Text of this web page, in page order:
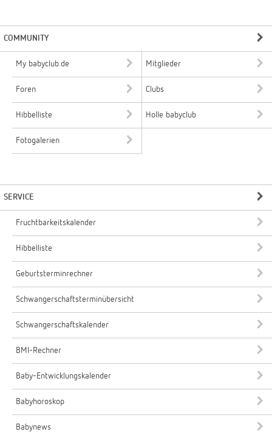
COMMUNITY
My babyclub.de Mitglieder
Foren Clubs
Hibbelliste Holle babyclub
Fotogalerien
SERVICE
Fruchtbarkeitskalender
Hibbelliste
Geburtsterminrechner
Schwangerschaftsterminübersicht
Schwangerschaftskalender
BMI-Rechner
Baby-Entwicklungskalender
Babyhoroskop
Babynews